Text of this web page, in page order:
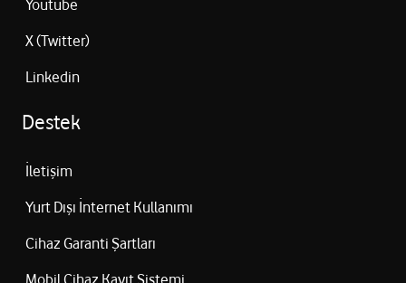
Youtube
X (Twitter)
Linkedin
Destek
İletişim
Yurt Dışı İnternet Kullanımı
Cihaz Garanti Şartları
Mobil Cihaz Kayıt Sistemi